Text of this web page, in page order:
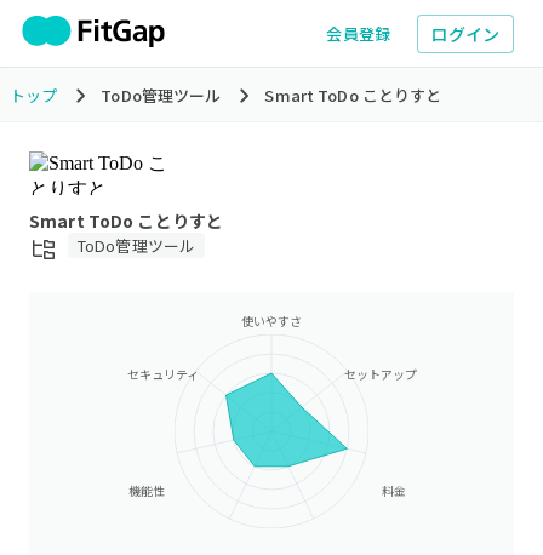
会員登録 ログイン
トップ ToDo管理ツール Smart ToDo ことりすと
Smart ToDo ことりすと
ToDo管理ツール
使いやすさ
セットアップ
料金
機能性
セキュリティ